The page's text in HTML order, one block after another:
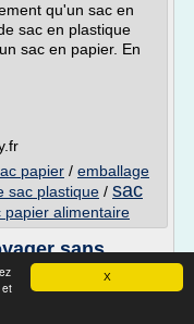
X
et
qu'un sac en
sac en plastique
sac en papier. En
papier / emballage
sac plastique / sac
papier alimentaire
sans